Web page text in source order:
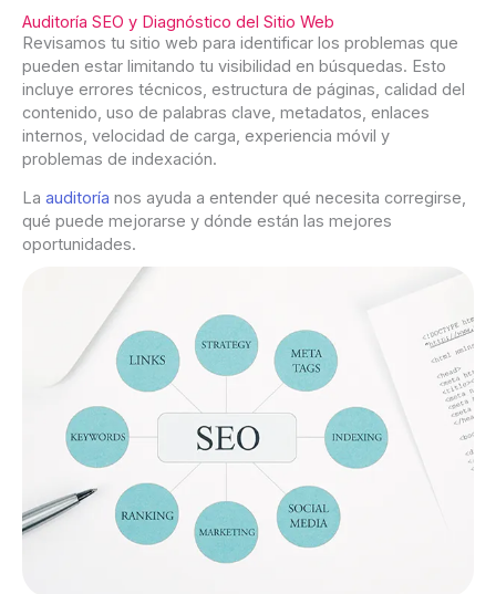
Auditoría SEO y Diagnóstico del Sitio Web
Revisamos tu sitio web para identificar los problemas que
pueden estar limitando tu visibilidad en búsquedas. Esto
incluye errores técnicos, estructura de páginas, calidad del
contenido, uso de palabras clave, metadatos, enlaces
internos, velocidad de carga, experiencia móvil y
problemas de indexación.
La auditoría nos ayuda a entender qué necesita corregirse,
qué puede mejorarse y dónde están las mejores
oportunidades.